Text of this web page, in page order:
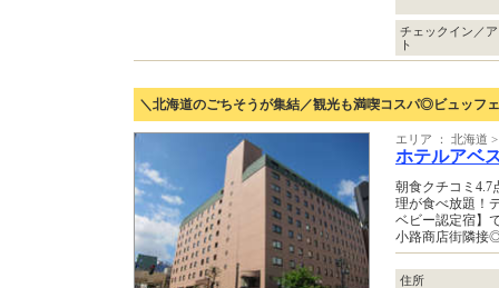
チェックイン／
ト
＼北海道のごちそうが集結／観光も満喫コスパ◎ビュッフ
エリア ： 北海道
ホテルアベ
朝食クチコミ
理が食べ放題！
ベビー認定宿】
小路商店街隣接
住所